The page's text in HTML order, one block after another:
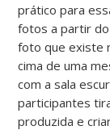
prático para
fotos a partir
foto que existe
cima de uma
com a sala
participantes
produzida e